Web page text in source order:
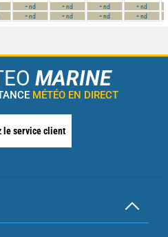
-nd
-nd
-nd
-nd
-nd
-nd
-nd
-nd
MARINE
MÉTÉO EN DIRECT
le service client